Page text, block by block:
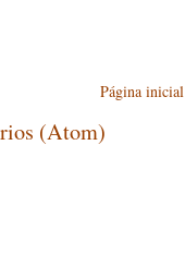
Página inicial
(Atom)